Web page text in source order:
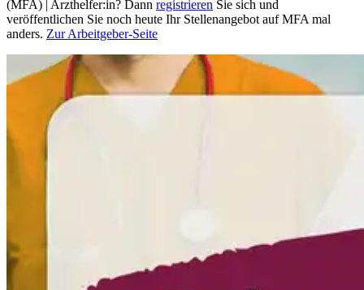
(MFA) | Arzthelfer:in? Dann registrieren Sie sich und
veröffentlichen Sie noch heute Ihr Stellenangebot auf MFA mal
anders. Zur Arbeitgeber-Seite